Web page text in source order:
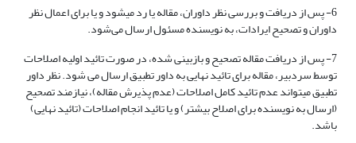
6- پس از دریافت و بررسی نظر داوران، مقاله یا رد می­شود و یا برای اعمال نظر
داوران و تصحیح ایرادات، به نویسنده مسئول ارسال می‌شود.
7- پس از دریافت مقاله تصحیح و بازبینی شده، در صورت تائید اولیه اصلاحات
توسط سردبیر، مقاله برای تائید نهایی به داور تطبیق ارسال می شود. نظر داور
تطبیق می­تواند عدم تائید کامل اصلاحات (عدم پذیرش مقاله)، نیازمند تصحیح
(ارسال به نویسنده برای اصلاح بیشتر) و یا تائید انجام اصلاحات (تائید نهایی)
باشد.